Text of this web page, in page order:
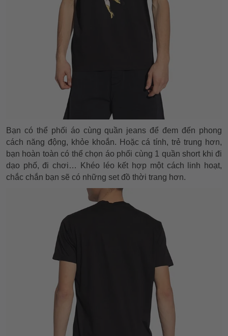
Bạn có thể phối áo cùng quần jeans để đem đến phong
cách năng động, khỏe khoắn. Hoặc cá tính, trẻ trung hơn,
bạn hoàn toàn có thể chọn áo phối cùng 1 quần short khi đi
dạo phố, đi chơi… Khéo léo kết hợp một cách linh hoạt,
chắc chắn bạn sẽ có những set đồ thời trang hơn.